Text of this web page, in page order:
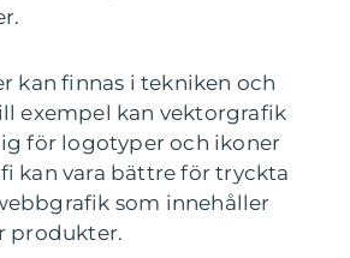
kan finnas i tekniken och
exempel kan vektorgrafik
för logotyper och ikoner
kan vara bättre för tryckta
som innehåller
produkter.